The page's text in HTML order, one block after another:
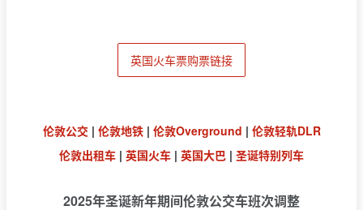
英国火车票购票链接
伦敦公交| 伦敦地铁| 伦敦Overground | 伦敦轻轨DLR
伦敦出租车 | 英国火车 | 英国大巴 | 圣诞特别列车
2025年圣诞新年期间伦敦公交车班次调整